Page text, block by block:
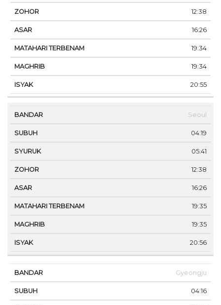
12:38
16:26
19:34
19:34
20:55
Seoul
04:19
05:41
12:38
16:26
19:35
19:35
20:56
Gyeongju
04:16